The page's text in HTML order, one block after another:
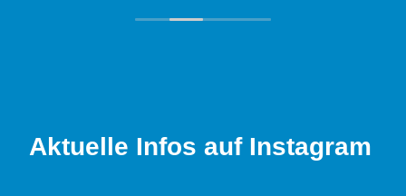
Aktuelle Infos auf Instagram